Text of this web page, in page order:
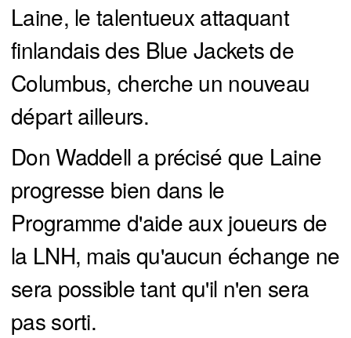
Laine, le talentueux attaquant
finlandais des Blue Jackets de
Columbus, cherche un nouveau
départ ailleurs.
Don Waddell a précisé que Laine
progresse bien dans le
Programme d'aide aux joueurs de
la LNH, mais qu'aucun échange ne
sera possible tant qu'il n'en sera
pas sorti.